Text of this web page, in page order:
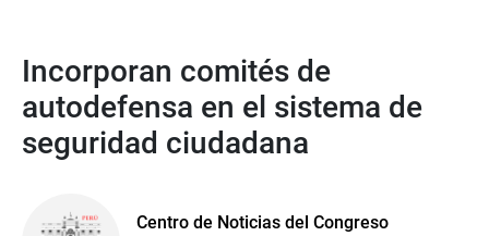
Incorporan comités de
autodefensa en el sistema de
seguridad ciudadana
Centro de Noticias del Congreso